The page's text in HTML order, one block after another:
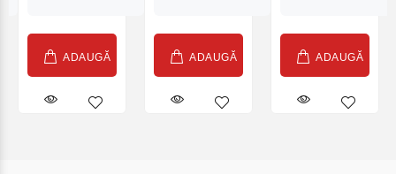
ADAUGĂ ADAUGĂ ADAUGĂ